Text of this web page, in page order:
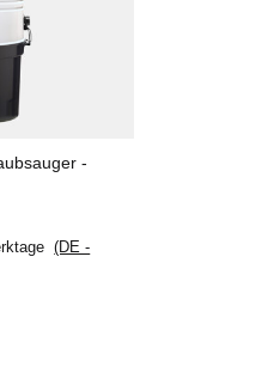
-
(DE -